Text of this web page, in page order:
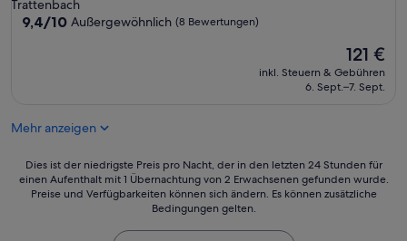
Unterkunft
Trattenbach
9.4
9,4/10 Außergewöhnlich (8 Bewertungen)
Der
Preis
beträgt
121 €
inkl. Steuern & Gebühren
6. Sept.–7. Sept.
Mehr anzeigen
Dies
ist
Dies ist der niedrigste Preis pro Nacht, der in den letzten 24 Stunden für
einen Aufenthalt mit 1 Übernachtung von 2 Erwachsenen gefunden wurde.
Preise und Verfügbarkeiten können sich ändern. Es können zusätzliche
Bedingungen gelten.